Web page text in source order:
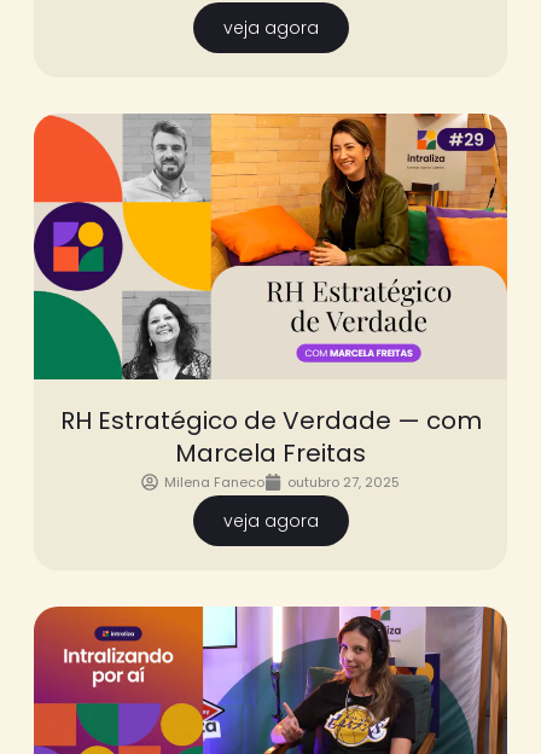
veja agora
RH Estratégico de Verdade — com
Marcela Freitas
Milena Faneco outubro 27, 2025
veja agora